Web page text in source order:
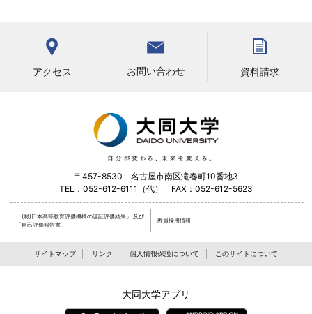
アクセス お問い合わせ 資料請求
〒457-8530 名古屋市南区滝春町10番地3
TEL：052-612-6111（代） FAX：052-612-5623
「(財)日本高等教育評価機構の認証評価結果」
及び
「自己評価報告書」
教員採用情報
サイトマップ リンク 個人情報保護について このサイトについて
大同大学アプリ